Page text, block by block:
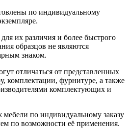
по индивидуальному
их различия и более быстрого
образцов не являются
знаком.
отличаться от представленных
комплектации, фурнитуре, а также
комплектующих и
по индивидуальному заказу
по возможности её применения.